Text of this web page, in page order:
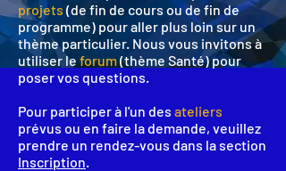
projets (de fin de cours ou de fin de
programme) pour aller plus loin sur un
thème particulier. Nous vous invitons à
utiliser leforum(thème Santé) pour
poser vos questions.
Pour participer à l'un des ateliers
prévus ou en faire la demande, veuillez
prendre un rendez-vous dans la section
Inscription.